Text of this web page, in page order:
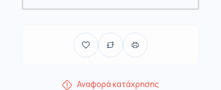
Αναφορά κατάχρησης